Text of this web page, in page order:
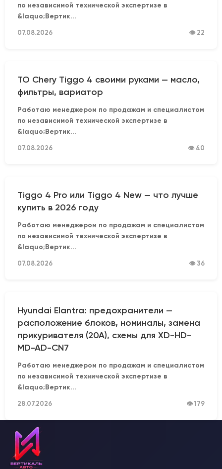
по независимой технической экспертизе в
&laquo;Вертик...
07.08.2026 👁 22
ТО Chery Tiggo 4 своими руками — масло,
фильтры, вариатор
Работаю менеджером по продажам и специалистом
по независимой технической экспертизе в
&laquo;Вертик...
07.08.2026 👁 40
Tiggo 4 Pro или Tiggo 4 New — что лучше
купить в 2026 году
Работаю менеджером по продажам и специалистом
по независимой технической экспертизе в
&laquo;Вертик...
07.08.2026 👁 36
Hyundai Elantra: предохранители —
расположение блоков, номиналы, замена
прикуривателя (20А), схемы для XD-HD-
MD-AD-CN7
Работаю менеджером по продажам и специалистом
по независимой технической экспертизе в
&laquo;Вертик...
28.07.2026 👁 179